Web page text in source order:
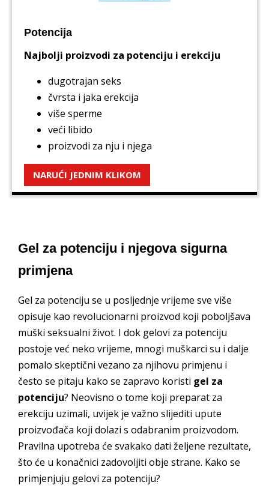
Potencija
Najbolji proizvodi za potenciju i erekciju
dugotrajan seks
čvrsta i jaka erekcija
više sperme
veći libido
proizvodi za nju i njega
NARUĆI JEDNIM KLIKOM
Gel za potenciju i njegova sigurna
primjena
Gel za potenciju se u posljednje vrijeme sve više
opisuje kao revolucionarni proizvod koji poboljšava
muški seksualni život. I dok gelovi za potenciju
postoje već neko vrijeme, mnogi muškarci su i dalje
pomalo skeptični vezano za njihovu primjenu i
često se pitaju kako se zapravo koristi gel za
potenciju? Neovisno o tome koji preparat za
erekciju uzimali, uvijek je važno slijediti upute
proizvođača koji dolazi s odabranim proizvodom.
Pravilna upotreba će svakako dati željene rezultate,
što će u konačnici zadovoljiti obje strane. Kako se
primjenjuju gelovi za potenciju?